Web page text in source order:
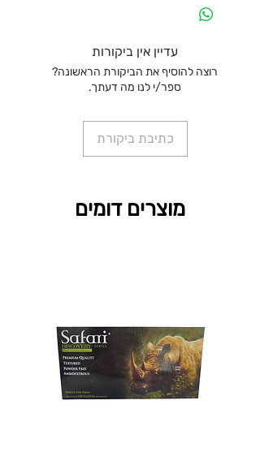
עדיין אין ביקורות
רוצה להוסיף את הביקורת הראשונה?
ספר/י לנו מה דעתך.
כתיבת ביקורת
מוצרים דומים